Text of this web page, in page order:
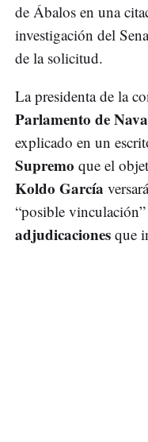
de Ábalos en una
investigación del
de la solicitud.
La presidenta de la
Parlamento de
explicado en un
Supremo que el
Koldo García
“posible
adjudicaciones que